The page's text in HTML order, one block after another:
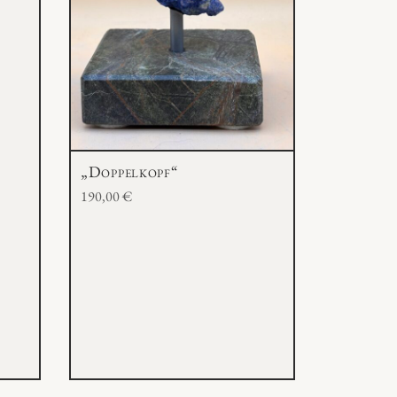
„Doppelkopf“
190,00€